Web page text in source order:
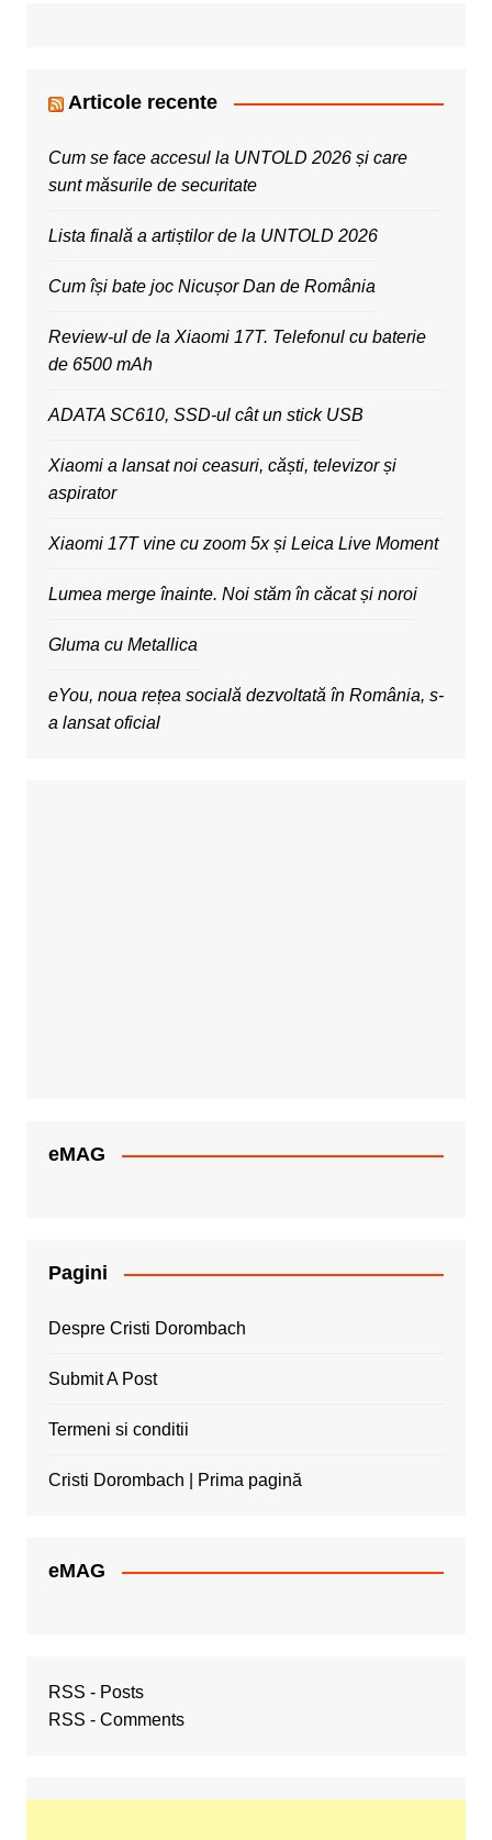
Articole recente
Cum se face accesul la UNTOLD 2026 și care
sunt măsurile de securitate
Lista finală a artiștilor de la UNTOLD 2026
Cum își bate joc Nicușor Dan de România
Review-ul de la Xiaomi 17T. Telefonul cu baterie
de 6500 mAh
ADATA SC610, SSD-ul cât un stick USB
Xiaomi a lansat noi ceasuri, căști, televizor și
aspirator
Xiaomi 17T vine cu zoom 5x și Leica Live Moment
Lumea merge înainte. Noi stăm în căcat și noroi
Gluma cu Metallica
eYou, noua rețea socială dezvoltată în România, s-
a lansat oficial
eMAG
Pagini
Despre Cristi Dorombach
Submit A Post
Termeni si conditii
Cristi Dorombach | Prima pagină
eMAG
RSS - Posts
RSS - Comments